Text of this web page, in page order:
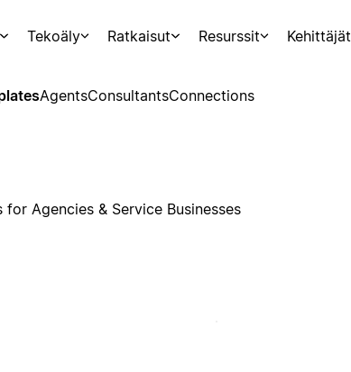
Tekoäly Ratkaisut Resurssit Kehittäjät
AgentsConsultantsConnections
for Agencies & Service Businesses